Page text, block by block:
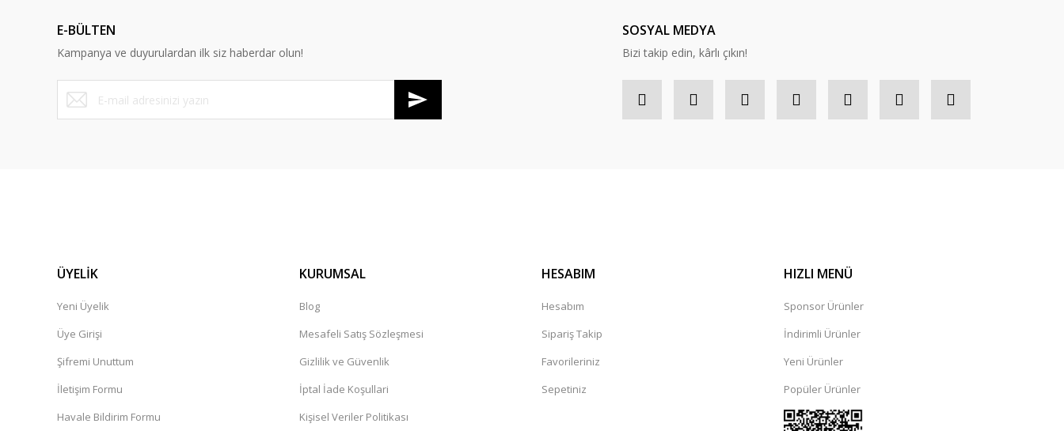
E-BÜLTEN
Kampanya ve duyurulardan ilk siz haberdar olun!
SOSYAL MEDYA
Bizi takip edin, kârlı çıkın!
ÜYELİK
Yeni Üyelik
Üye Girişi
Şifremi Unuttum
İletişim Formu
Havale Bildirim Formu
KURUMSAL
Blog
Mesafeli Satış Sözleşmesi
Gizlilik ve Güvenlik
İptal İade Koşullari
Kişisel Veriler Politikası
HESABIM
Hesabım
Sipariş Takip
Favorileriniz
Sepetiniz
HIZLI MENÜ
Sponsor Ürünler
İndirimli Ürünler
Yeni Ürünler
Popüler Ürünler